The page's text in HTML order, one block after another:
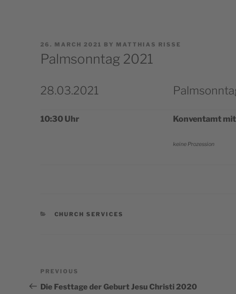
POSTED
26. MARCH 2021 BY MATTHIAS RISSE
Palmsonntag 2021
28.03.2021
10:30 Uhr Kon­ven­tamt
keine Prozes­sion
CATEGORIES
CHURCH SERVICES
Post
navigation
Previous
Post
PREVIOUS
Die Festtage der Geburt Jesu Christi 2020